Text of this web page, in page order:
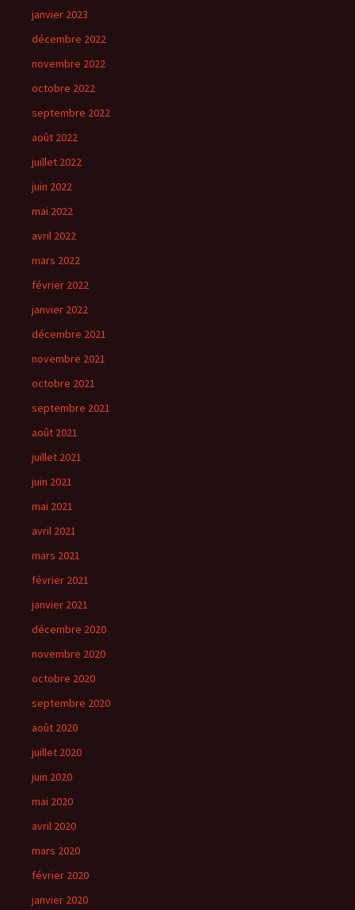
janvier 2023
décembre 2022
novembre 2022
octobre 2022
septembre 2022
août 2022
juillet 2022
juin 2022
mai 2022
avril 2022
mars 2022
février 2022
janvier 2022
décembre 2021
novembre 2021
octobre 2021
septembre 2021
août 2021
juillet 2021
juin 2021
mai 2021
avril 2021
mars 2021
février 2021
janvier 2021
décembre 2020
novembre 2020
octobre 2020
septembre 2020
août 2020
juillet 2020
juin 2020
mai 2020
avril 2020
mars 2020
février 2020
janvier 2020